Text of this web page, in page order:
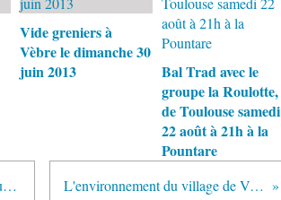
Vide greniers à
Vèbre le dimanche 30
juin 2013
Bal Trad avec le
groupe la Roulotte,
de Toulouse samedi
22 août à 21h à la
Pountare
Vèbre Chemins Faisant - Le Sommaire du blog L'environnement du village de Vèbre